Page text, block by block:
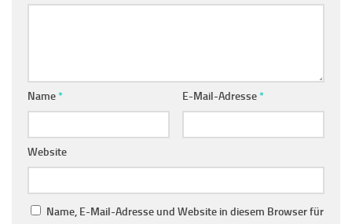
Name* E-Mail-Adresse*
Website
Name, E-Mail-Adresse und Website in diesem Browser für